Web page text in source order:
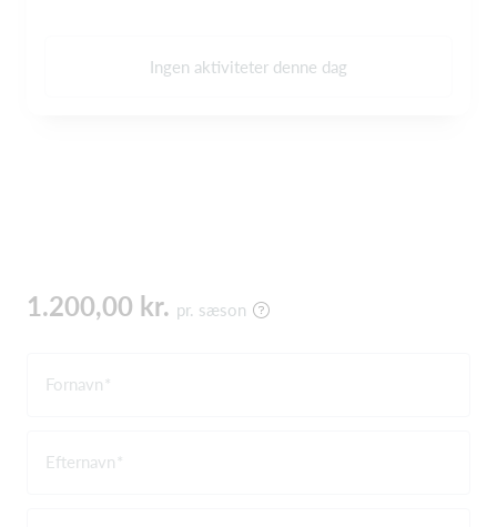
Ingen aktiviteter denne dag
1.200,00 kr. pr. sæson
Fornavn
Efternavn